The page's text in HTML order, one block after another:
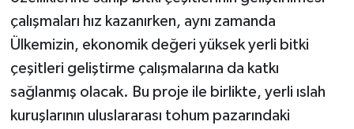
çalışmaları hız kazanırken, aynı zamanda
Ülkemizin, ekonomik değeri yüksek yerli bitki
çeşitleri geliştirme çalışmalarına da katkı
sağlanmış olacak. Bu proje ile birlikte, yerli ıslah
kuruşlarının uluslararası tohum pazarındaki